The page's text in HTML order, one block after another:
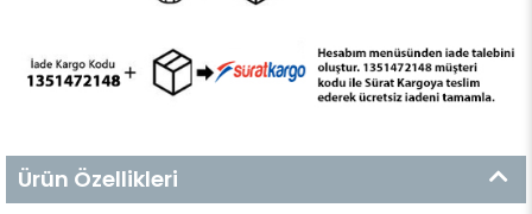
Ürün Özellikleri